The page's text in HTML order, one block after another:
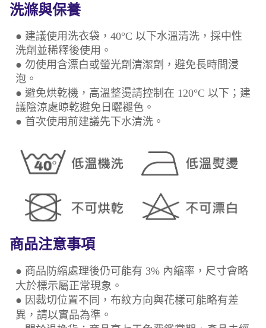
洗滌與保養
● 建議使用洗衣袋，40°C 以下水溫清洗，採中性
洗劑並稀釋後使用。
● 勿使用含漂白或螢光劑清潔劑，避免長時間浸
泡。
● 避免烘乾機，高溫整燙請控制在 120°C 以下；建
議陰涼處晾乾避免日曬褪色。
● 首次使用前建議先下水清洗。
商品注意事項
● 商品防縮處理後仍可能有 3% 內縮率，尺寸會略
大於標示屬正常現象。
● 因裁切位置不同，布紋方向與花樣可能略有差
異，請以實品為準。